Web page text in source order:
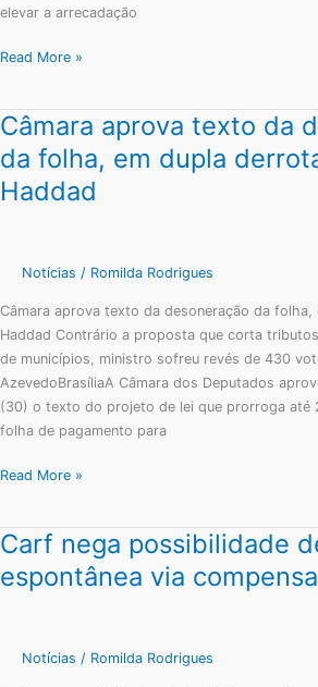
elevar a arrecadação
Read More »
Câmara aprova texto da
da folha, em dupla
Haddad
Notícias / Romilda Rodrigues
Câmara aprova texto da desoneração da
Haddad Contrário a proposta que corta
de municípios, ministro sofreu revés de 430
AzevedoBrasíliaA Câmara dos Deputados
(30) o texto do projeto de lei que prorroga até
folha de pagamento para
Câmara
texto
da
folha,
dupla
derrota
para
Haddad
Read More »
Carf nega possibilidade
espontânea via
Notícias / Romilda Rodrigues
Carf
possibilidade
espontânea